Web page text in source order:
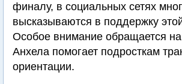
финалу, в социальных сетях
высказываются в поддержку
Особое внимание обращается на
Анхела помогает подросткам
ориентации.